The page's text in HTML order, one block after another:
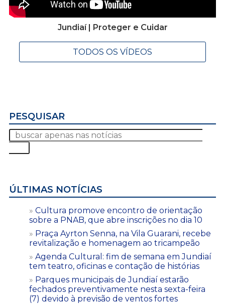
Jundiaí | Proteger e Cuidar
TODOS OS VÍDEOS
PESQUISAR
ÚLTIMAS NOTÍCIAS
Cultura promove encontro de orientação
sobre a PNAB, que abre inscrições no dia 10
Praça Ayrton Senna, na Vila Guarani, recebe
revitalização e homenagem ao tricampeão
Agenda Cultural: fim de semana em Jundiaí
tem teatro, oficinas e contação de histórias
Parques municipais de Jundiaí estarão
fechados preventivamente nesta sexta-feira
(7) devido à previsão de ventos fortes